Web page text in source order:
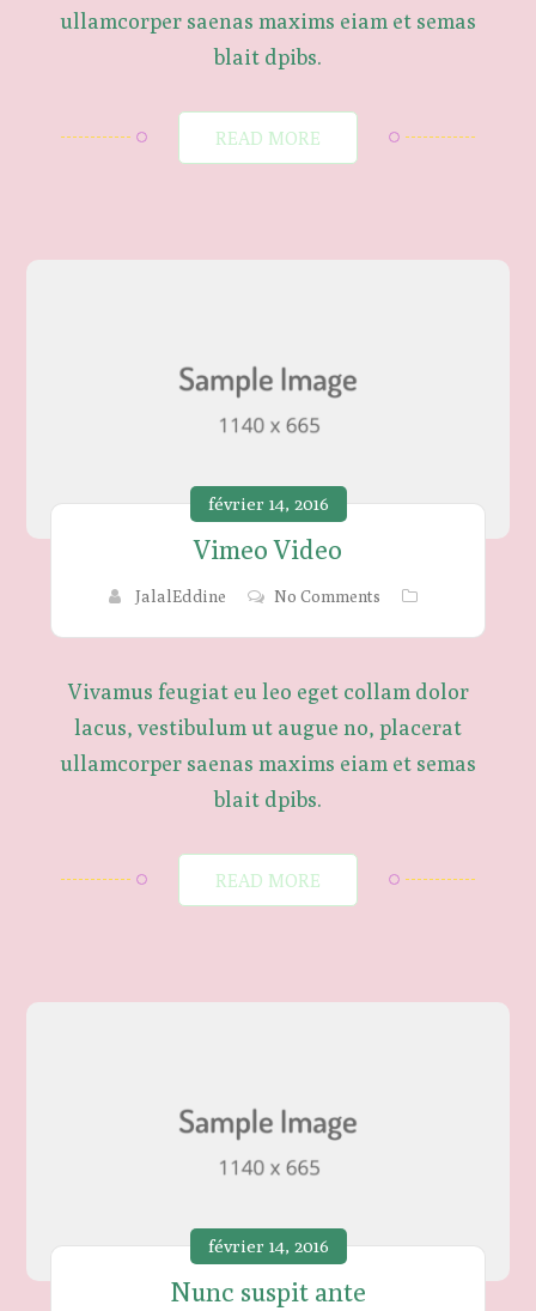
ullamcorper saenas maxims eiam et semas
blait dpibs.
READ MORE
février 14, 2016
Vimeo Video
JalalEddine No Comments
Vivamus feugiat eu leo eget collam dolor
lacus, vestibulum ut augue no, placerat
ullamcorper saenas maxims eiam et semas
blait dpibs.
READ MORE
février 14, 2016
Nunc suspit ante